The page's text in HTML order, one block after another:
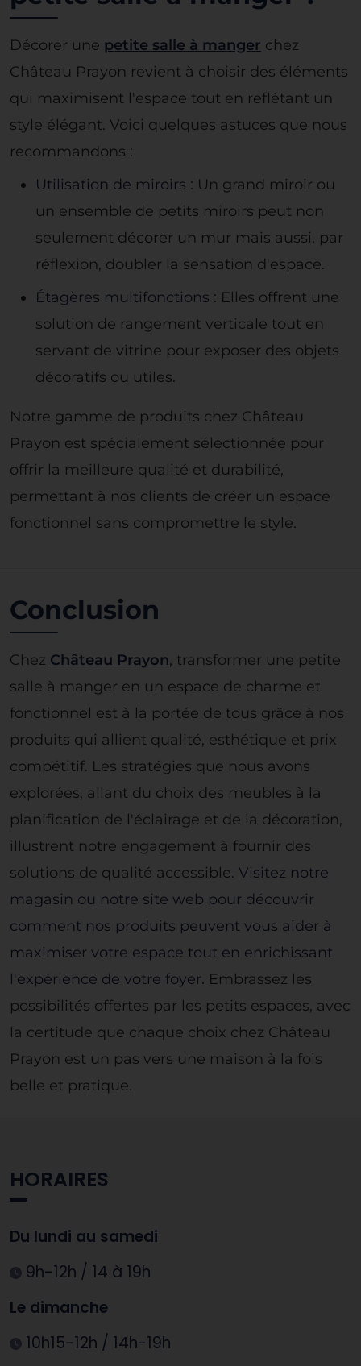
Décorer une petite salle à manger chez
Château Prayon revient à choisir des éléments
qui maximisent l'espace tout en reflétant un
style élégant. Voici quelques astuces que nous
recommandons :
Utilisation de miroirs : Un grand miroir ou
un ensemble de petits miroirs peut non
seulement décorer un mur mais aussi, par
réflexion, doubler la sensation d'espace.
Étagères multifonctions : Elles offrent une
solution de rangement verticale tout en
servant de vitrine pour exposer des objets
décoratifs ou utiles.
Notre gamme de produits chez Château
Prayon est spécialement sélectionnée pour
offrir la meilleure qualité et durabilité,
permettant à nos clients de créer un espace
fonctionnel sans compromettre le style.
Conclusion
Chez Château Prayon, transformer une petite
salle à manger en un espace de charme et
fonctionnel est à la portée de tous grâce à nos
produits qui allient qualité, esthétique et prix
compétitif. Les stratégies que nous avons
explorées, allant du choix des meubles à la
planification de l'éclairage et de la décoration,
illustrent notre engagement à fournir des
solutions de qualité accessible. Visitez notre
magasin ou notre site web pour découvrir
comment nos produits peuvent vous aider à
maximiser votre espace tout en enrichissant
l'expérience de votre foyer. Embrassez les
possibilités offertes par les petits espaces, avec
la certitude que chaque choix chez Château
Prayon est un pas vers une maison à la fois
belle et pratique.
HORAIRES
Du lundi au samedi
9h-12h / 14 à 19h
Le dimanche
10h15-12h / 14h-19h